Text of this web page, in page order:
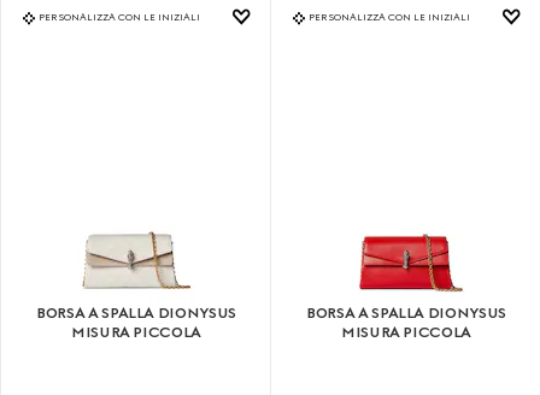
PERSONALIZZA CON LE INIZIALI
BORSA A SPALLA DIONYSUS
MISURA PICCOLA
PERSONALIZZA CON LE INIZIALI
BORSA A SPALLA DIONYSUS
MISURA PICCOLA